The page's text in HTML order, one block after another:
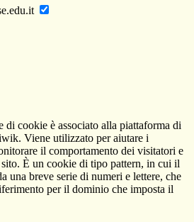
di cookie è associato alla piattaforma di
Viene utilizzato per aiutare i
il comportamento dei visitatori e
È un cookie di tipo pattern, in cui il
una breve serie di numeri e lettere, che
per il dominio che imposta il